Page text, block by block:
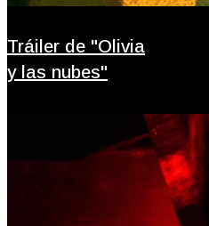
Tráiler de "Olivia
y las nubes"